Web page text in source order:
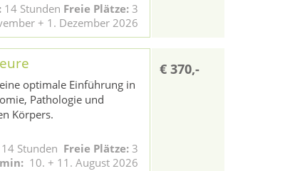
14 Stunden Freie Plätze: 3
+ 1. Dezember 2026
optimale Einführung in
Pathologie und
Körpers.
14 Stunden Freie Plätze: 3
10. + 11. August 2026
€ 370,-